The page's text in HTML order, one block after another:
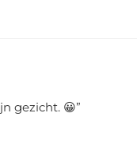
gezicht. 😀”